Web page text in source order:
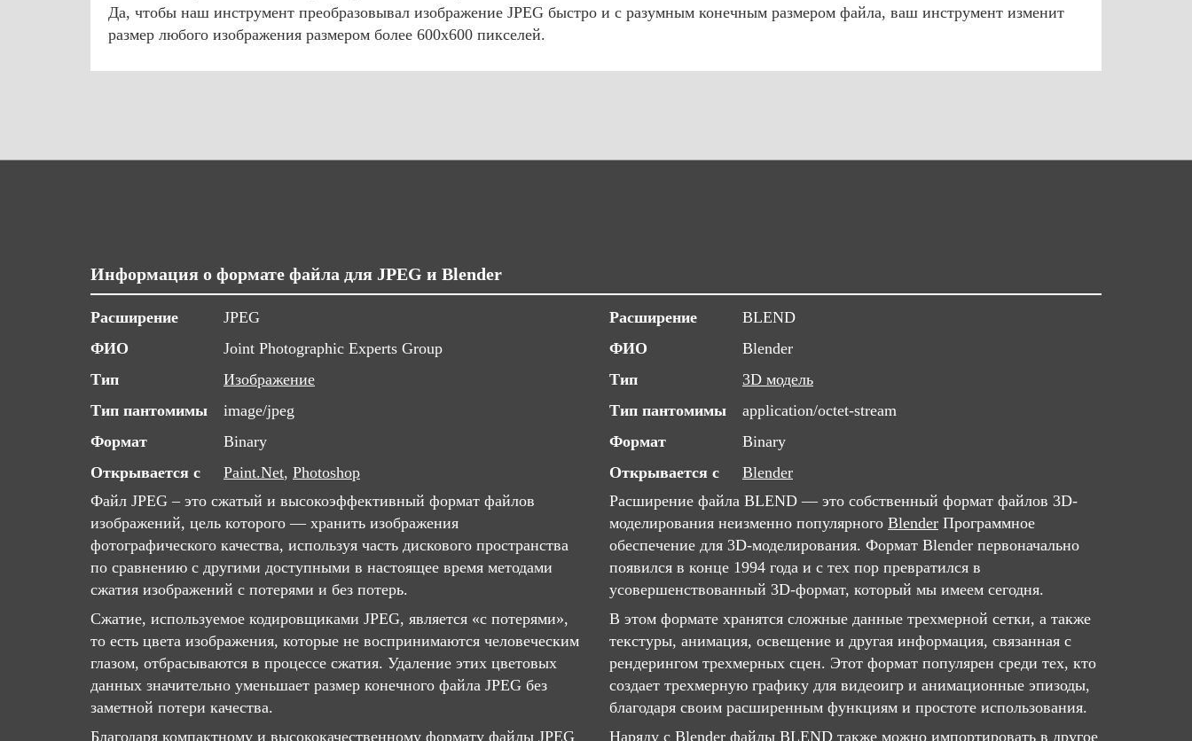
Да, чтобы наш инструмент преобразовывал изображение JPEG быстро и с разумным конечным размером файла, ваш инструмент изменит
размер любого изображения размером более 600x600 пикселей.
Информация о формате файла для JPEG и Blender
Расширение
JPEG
ФИО
Joint Photographic Experts Group
Тип
Изображение
Тип пантомимы
image/jpeg
Формат
Binary
Открывается с
Paint.Net, Photoshop
Файл JPEG – это сжатый и высокоэффективный формат файлов
изображений, цель которого — хранить изображения
фотографического качества, используя часть дискового пространства
по сравнению с другими доступными в настоящее время методами
сжатия изображений с потерями и без потерь.
Сжатие, используемое кодировщиками JPEG, является «с потерями»,
то есть цвета изображения, которые не воспринимаются человеческим
глазом, отбрасываются в процессе сжатия. Удаление этих цветовых
данных значительно уменьшает размер конечного файла JPEG без
заметной потери качества.
Благодаря компактному и высококачественному формату файлы JPEG
Расширение
BLEND
ФИО
Blender
Тип
3D модель
Тип пантомимы
application/octet-stream
Формат
Binary
Открывается с
Blender
Расширение файла BLEND — это собственный формат файлов 3D-
моделирования неизменно популярного Blender Программное
обеспечение для 3D-моделирования. Формат Blender первоначально
появился в конце 1994 года и с тех пор превратился в
усовершенствованный 3D-формат, который мы имеем сегодня.
В этом формате хранятся сложные данные трехмерной сетки, а также
текстуры, анимация, освещение и другая информация, связанная с
рендерингом трехмерных сцен. Этот формат популярен среди тех, кто
создает трехмерную графику для видеоигр и анимационные эпизоды,
благодаря своим расширенным функциям и простоте использования.
Наряду с Blender файлы BLEND также можно импортировать в другое